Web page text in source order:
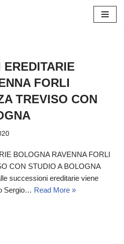
FORLI
TREVISO CON
BOLOGNA RAVENNA FORLI
CON STUDIO A BOLOGNA
successioni ereditarie viene
Sergio… Read More »